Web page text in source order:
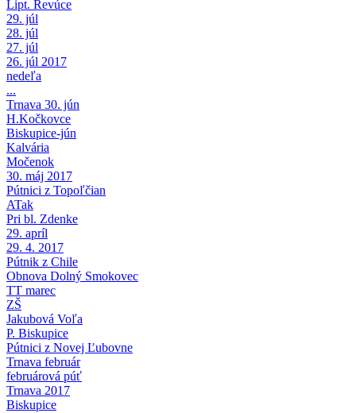
Lipt. Revúce
29. júl
28. júl
27. júl
26. júl 2017
nedeľa
...
Trnava 30. jún
H.Kočkovce
Biskupice-jún
Kalvária
Močenok
30. máj 2017
Pútnici z Topoľčian
ATak
Pri bl. Zdenke
29. apríl
29. 4. 2017
Pútnik z Chile
Obnova Dolný Smokovec
TT marec
ZŠ
Jakubová Voľa
P. Biskupice
Pútnici z Novej Ľubovne
Trnava február
februárová púť
Trnava 2017
Biskupice